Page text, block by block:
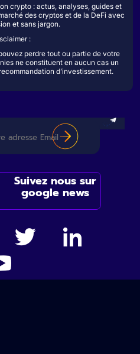
crypto : actus, analyses, guides et
des cryptos et de la DeFi avec
et sans jargon.
:
perdre tout ou partie de votre
ne constituent en aucun cas un
d’investissement.
Suivez nous sur
google news